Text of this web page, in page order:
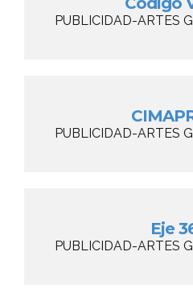
PUBLICIDAD-ARTES
PUBLICIDAD-ARTES
Eje
PUBLICIDAD-ARTES